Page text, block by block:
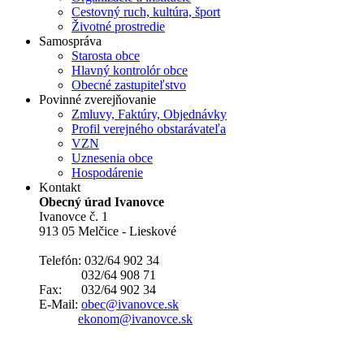
Cestovný ruch, kultúra, šport
Životné prostredie
Samospráva
Starosta obce
Hlavný kontrolór obce
Obecné zastupiteľstvo
Povinné zverejňovanie
Zmluvy, Faktúry, Objednávky
Profil verejného obstarávateľa
VZN
Uznesenia obce
Hospodárenie
Kontakt
Obecný úrad Ivanovce
Ivanovce č. 1
913 05 Melčice - Lieskové
Telefón: 032/64 902 34
032/64 908 71
Fax: 032/64 902 34
E-Mail: obec@ivanovce.sk
ekonom@ivanovce.sk